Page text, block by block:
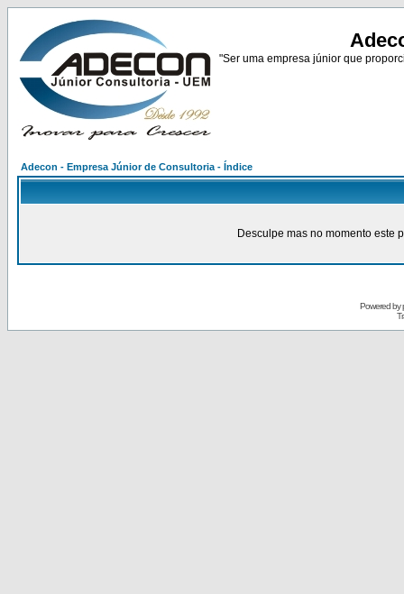
"Ser uma empresa júnior que
Adecon - Empresa Júnior de Consultoria - Índice
Desculpe mas no momento este
Powered by